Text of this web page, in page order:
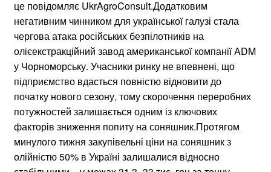
це повідомляє UkrAgroConsult.Додатковим
негативним чинником для української галузі стала
чергова атака російських безпілотників на
олієекстракційний завод американської компанії ADM
у Чорноморську. Учасники ринку не впевнені, що
підприємство вдасться повністю відновити до
початку нового сезону, тому скорочення переробних
потужностей залишається одним із ключових
факторів зниження попиту на соняшник.Протягом
минулого тижня закупівельні ціни на соняшник з
олійністю 50% в Україні залишалися відносно